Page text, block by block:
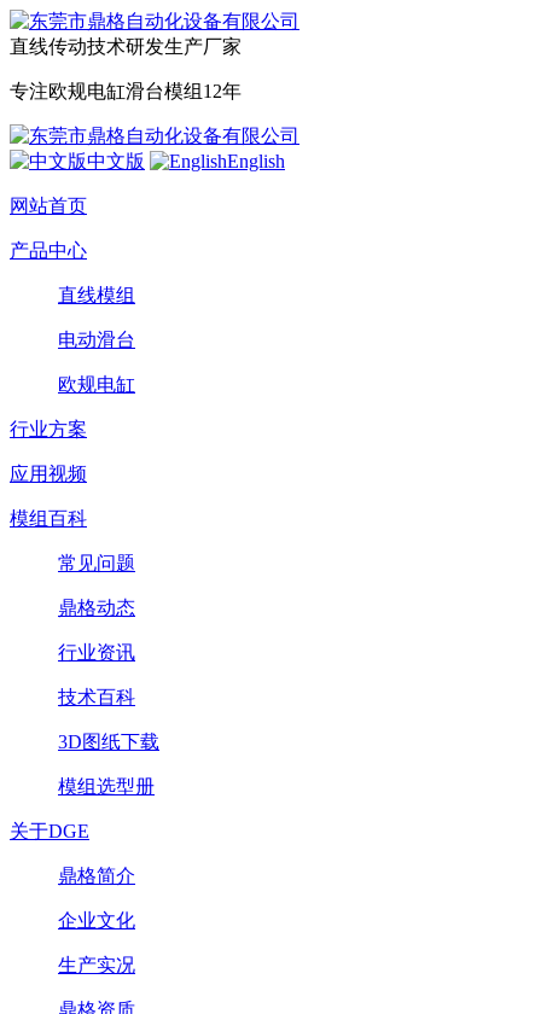
直线传动技术研发生产厂家
专注欧规电缸滑台模组12年
中文版 English
网站首页
产品中心
直线模组
电动滑台
欧规电缸
行业方案
应用视频
模组百科
常见问题
鼎格动态
行业资讯
技术百科
3D图纸下载
模组选型册
关于DGE
鼎格简介
企业文化
生产实况
鼎格资质